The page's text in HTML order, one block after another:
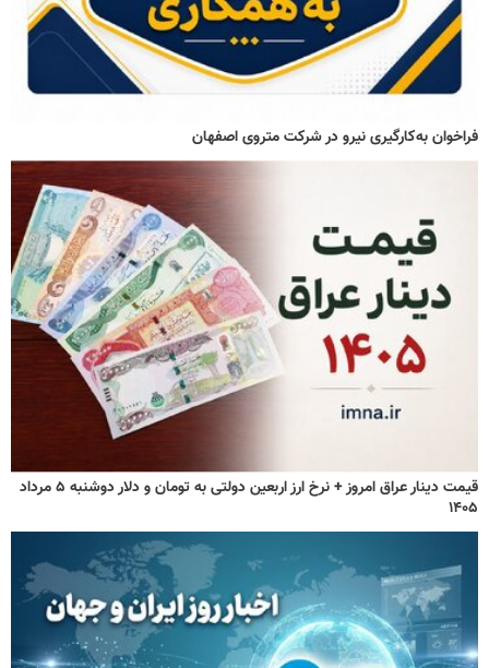
فراخوان به‌کارگیری نیرو در شرکت متروی اصفهان
قیمت دینار عراق امروز + نرخ ارز اربعین دولتی به تومان و دلار دوشنبه ۵ مرداد
۱۴۰۵